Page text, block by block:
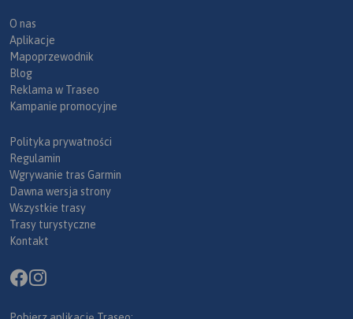
O nas
Aplikacje
Mapoprzewodnik
Blog
Reklama w Traseo
Kampanie promocyjne
Polityka prywatności
Regulamin
Wgrywanie tras Garmin
Dawna wersja strony
Wszystkie trasy
Trasy turystyczne
Kontakt